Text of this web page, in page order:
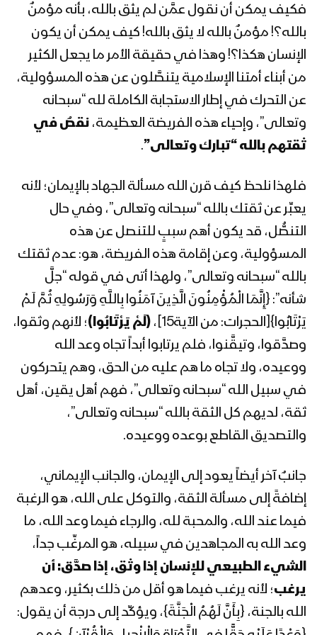
لقائد الثورة السيد عبدالملك بدرالدين
المحاضرة الرمضانية السادسة والعشرون
لقائد الثورة السيد عبدالملك بدرالدين
الحوثي 1441هـ
المحاضرة الرمضانية الخامسة والعشرون
لقائد الثورة السيد عبدالملك بدرالدين
المحاضرة الرمضانية الرابعة والعشرون لقائد
الثورة السيد عبدالملك بدرالدين الحوثي
1441هـ
المحاضرة الرمضانية الثالثة والعشرون لقائد
الثورة السيد عبدالملك بدرالدين الحوثي
1441هـ
المحاضرة الرمضانية الثانية والعشرون لقائد
الثورة السيد عبدالملك بدرالدين الحوثي
1441هـ
المحاضرة الرمضانية الحادية والعشرون
لقائد الثورة السيد عبدالملك بدرالدين
المحاضرة الرمضانية العشرون لقائد الثورة
السيد عبدالملك بدرالدين الحوثي 1441هـ –
ذكرى استشهاد الإمام علي (عليه السلام)
المحاضرة الرمضانية التاسعة عشر لقائد
الثورة السيد عبدالملك بدرالدين الحوثي
1441هـ
المحاضرة الرمضانية الثامنة عشر لقائد
فكيف يمكن أن نقول عمَّن لم يثق بالله، بأنه مؤمنٌ
بالله؟! مؤمنٌ بالله لا يثق بالله! كيف يمكن أن يكون
الإنسان هكذا؟! وهذا في حقيقة الأمر ما يجعل الكثير
من أبناء أمتنا الإسلامية يتنصَّلون عن هذه المسؤولية،
عن التحرك في إطار الاستجابة الكاملة لله “سبحانه
وتعالى”، وإحياء هذه الفريضة العظيمة، نقصٌ في
ثقتهم بالله “تبارك وتعالى”.
فلهذا نلحظ كيف قرن الله مسألة الجهاد بالإيمان؛ لأنه
يعبِّر عن ثقتك بالله “سبحانه وتعالى”، وفي حال
التنصُّل، قد يكون أهم سببٍ للتنصل عن هذه
المسؤولية، وعن إقامة هذه الفريضة، هو: عدم ثقتك
بالله “سبحانه وتعالى”، ولهذا أتى في قوله “جلَّ
شأنه”: {إِنَّمَا الْمُؤْمِنُونَ الَّذِينَ آمَنُوا بِاللَّهِ وَرَسُولِهِ ثُمَّ لَمْ
يَرْتَابُوا}[الحجرات: من الآية15]،
(لَمْ يَرْتَابُوا)؛ لأنهم وثقوا،
وصدَّقوا، وتيقَّنوا، فلم يرتابوا أبداً تجاه وعد الله
ووعيده، ولا تجاه ما هم عليه من الحق، وهم يتحركون
في سبيل الله “سبحانه وتعالى”، فهم أهل يقين، أهل
ثقة، لديهم كل الثقة بالله “سبحانه وتعالى”،
والتصديق القاطع بوعده ووعيده.
جانبٌ آخر أيضاً يعود إلى الإيمان، والجانب الإيماني،
إضافةً إلى مسألة الثقة، والتوكل على الله، هو الرغبة
فيما عند الله، والمحبة لله، والرجاء فيما وعد الله، ما
وعد الله به المجاهدين في سبيله، هو المرغِّب جداً،
الشيء الطبيعي للإنسان إذا وثق، إذا صدَّق: أن
يرغب؛ لأنه يرغب فيما هو أقل من ذلك بكثير، وعدهم
الله بالجنة، {بِأَنَّ لَهُمُ الْجَنَّةَ}، ويؤكِّد إلى درجة أن يقول: